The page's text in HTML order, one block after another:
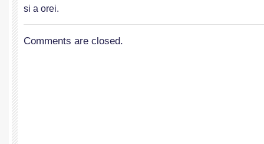
si a orei.
Comments are closed.